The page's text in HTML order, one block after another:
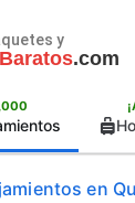
y
Baratos.com
en